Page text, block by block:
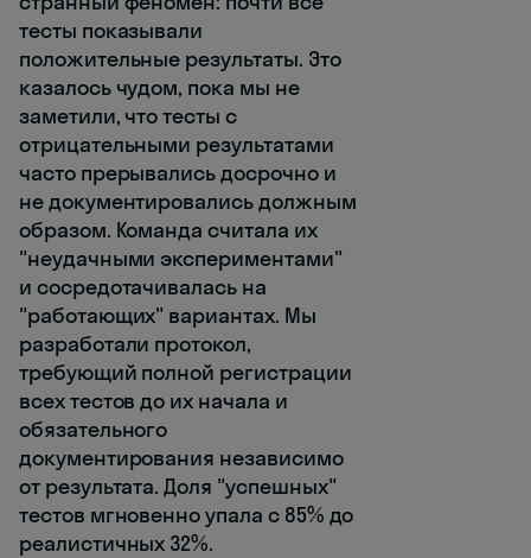
тесты показывали
положительные результаты. Это
казалось чудом, пока мы не
заметили, что тесты с
отрицательными результатами
часто прерывались досрочно и
не документировались должным
образом. Команда считала их
"неудачными экспериментами"
и сосредотачивалась на
"работающих" вариантах. Мы
разработали протокол,
требующий полной регистрации
всех тестов до их начала и
обязательного
документирования независимо
от результата. Доля "успешных"
тестов мгновенно упала с 85% до
реалистичных 32%.